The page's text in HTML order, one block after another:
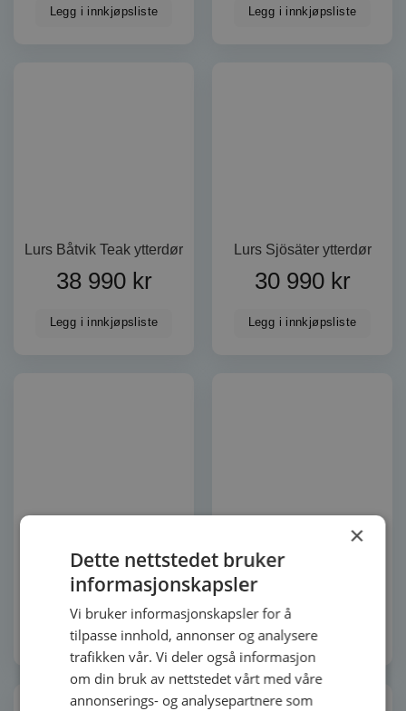
Legg i innkjøpsliste Legg i innkjøpsliste
Lurs Båtvik Teak ytterdør
38 990 kr
Legg i innkjøpsliste
Lurs Sjösäter ytterdør
30 990 kr
Legg i innkjøpsliste
Lurs Ekenäs Par ytterdør
58 900kr
Legg i innkjøpsliste
Lurs Wallentin ytterdør
35 990
Legg i innkjøpsliste
×
Dette nettstedet bruker
informasjonskapsler
Vi bruker informasjonskapsler for å
tilpasse innhold, annonser og analysere
trafikken vår. Vi deler også informasjon
om din bruk av nettstedet vårt med våre
annonserings- og analysepartnere som